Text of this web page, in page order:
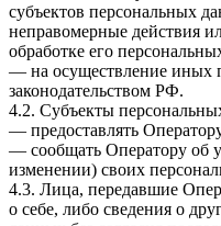
субъектов персональных
неправомерные действия
обработке его
— на осуществление иных
законодательством РФ.
4.2. Субъекты
— предоставлять
— сообщать Оператору об
изменении) своих
4.3. Лица, передавшие
о себе, либо сведения о